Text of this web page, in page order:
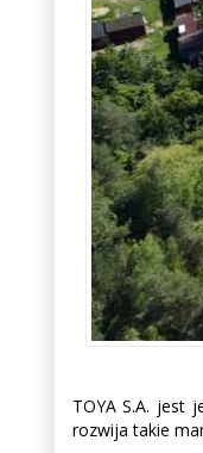
TOYA S.A. jest
rozwija takie